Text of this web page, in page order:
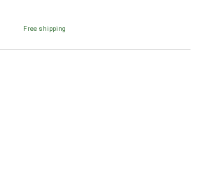
Free shipping